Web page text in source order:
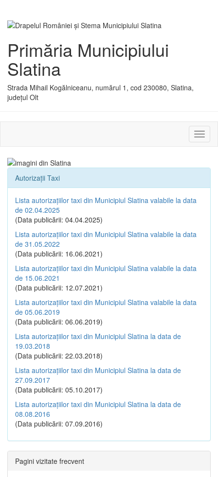
Primăria Municipiului
Slatina
Strada Mihail Kogălniceanu, numărul 1, cod 230080, Slatina,
județul Olt
sau
Autorizații Taxi
Lista autorizațiilor taxi din Municipiul Slatina valabile la data
de 02.04.2025
(Data publicării: 04.04.2025)
Lista autorizațiilor taxi din Municipiul Slatina valabile la data
de 31.05.2022
(Data publicării: 16.06.2021)
Lista autorizațiilor taxi din Municipiul Slatina valabile la data
de 15.06.2021
(Data publicării: 12.07.2021)
Lista autorizațiilor taxi din Municipiul Slatina valabile la data
de 05.06.2019
(Data publicării: 06.06.2019)
Lista autorizațiilor taxi din Municipiul Slatina la data de
19.03.2018
(Data publicării: 22.03.2018)
Lista autorizațiilor taxi din Municipiul Slatina la data de
27.09.2017
(Data publicării: 05.10.2017)
Lista autorizațiilor taxi din Municipiul Slatina la data de
08.08.2016
(Data publicării: 07.09.2016)
Pagini vizitate frecvent